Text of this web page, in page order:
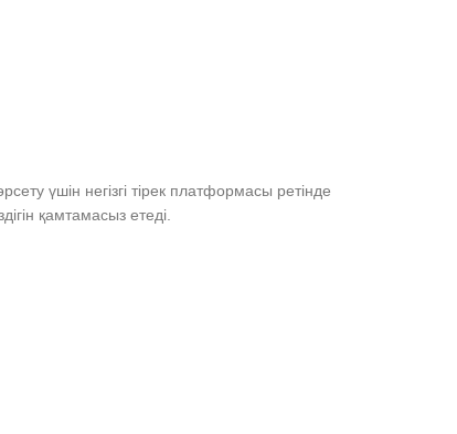
үшін негізгі тірек платформасы ретінде
қамтамасыз етеді.